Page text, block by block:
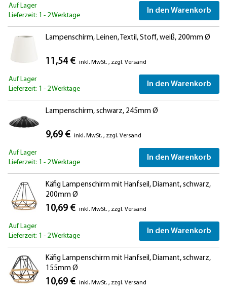
Auf Lager
Lieferzeit: 1 - 2 Werktage
In den Warenkorb
Lampenschirm, Leinen, Textil, Stoff, weiß, 200mm Ø
11,54 € inkl. MwSt. , zzgl. Versand
Auf Lager
Lieferzeit: 1 - 2 Werktage
In den Warenkorb
Lampenschirm, schwarz, 245mm Ø
9,69 € inkl. MwSt. , zzgl. Versand
Auf Lager
Lieferzeit: 1 - 2 Werktage
In den Warenkorb
Käfig Lampenschirm mit Hanfseil, Diamant, schwarz,
200mm Ø
10,69 € inkl. MwSt. , zzgl. Versand
Auf Lager
Lieferzeit: 1 - 2 Werktage
In den Warenkorb
Käfig Lampenschirm mit Hanfseil, Diamant, schwarz,
155mm Ø
10,69 € inkl. MwSt. , zzgl. Versand